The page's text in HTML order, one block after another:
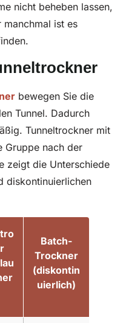
nicht beheben lassen,
manchmal ist es
bewegen Sie die
Tunnel. Dadurch
Tunneltrockner mit
Gruppe nach der
zeigt die Unterschiede
diskontinuierlichen
Batch-
Trockner
(diskontin
uierlich)